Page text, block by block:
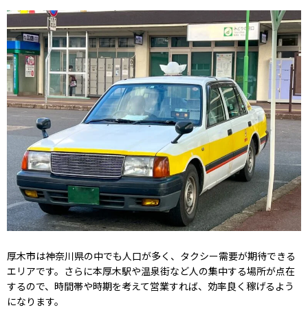
厚木市は神奈川県の中でも人口が多く、タクシー需要が期待できる
エリアです。さらに本厚木駅や温泉街など人の集中する場所が点在
するので、時間帯や時期を考えて営業すれば、効率良く稼げるよう
になります。